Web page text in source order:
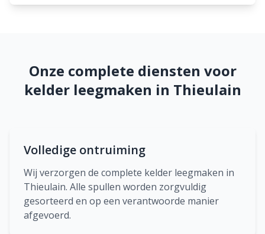
Onze complete diensten voor
kelder leegmaken in Thieulain
Volledige ontruiming
Wij verzorgen de complete kelder leegmaken in
Thieulain. Alle spullen worden zorgvuldig
gesorteerd en op een verantwoorde manier
afgevoerd.